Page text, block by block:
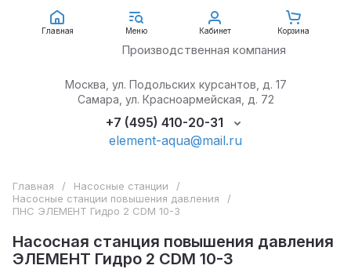
Москва, ул. Подольских курсантов, д. 17
Самара, ул. Красноармейская, д. 72
+7 (495) 410-20-31
element-aqua@mail.ru
АкваЭлемент
Производственная компания
Главная / Насосные станции
/
Насосные станции повышения давления
/
ПНС ЭЛЕМЕНТ Гидро 2 CDM 10-3
Насосная станция повышения давления
ЭЛЕМЕНТ Гидро 2 CDM 10-3
Главная Меню Кабинет Корзина